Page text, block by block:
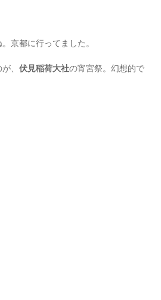
京都に行ってました。
が、伏見稲荷大社の宵宮祭。幻想的で